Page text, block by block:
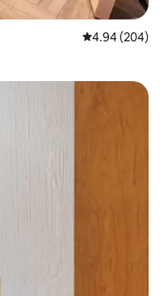
औसत रेटिंग 5 में से
4.94 (204)